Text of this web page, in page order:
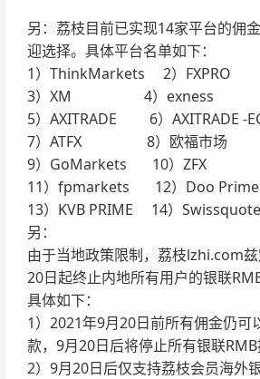
另：荔枝目前已实现14家平台的佣
迎选择。具体平台名单如下：
1）ThinkMarkets 2）FXPRO
3）XM 4）exness
5）AXITRADE 6）AXITRADE -
7）ATFX 8）欧福市场
9）GoMarkets 10）ZFX
11）fpmarkets 12）Doo Prime
13）KVB PRIME 14）Swissquote
另：
由于当地政策限制，荔枝lzhi.com
20日起终止内地所有用户的银联
具体如下：
1）2021年9月20日前所有佣金仍可
款，9月20日后将停止所有银联RMB
2）9月20日后仅支持荔枝会员海外